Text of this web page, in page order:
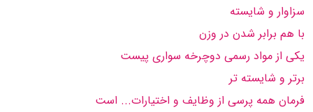
سزاوار و شایسته
با هم برابر شدن در وزن
یكی از مواد رسمی دوچرخه سواری پیست
برتر و شایسته تر
فرمان همه پرسی از وظایف و اختیارات... است